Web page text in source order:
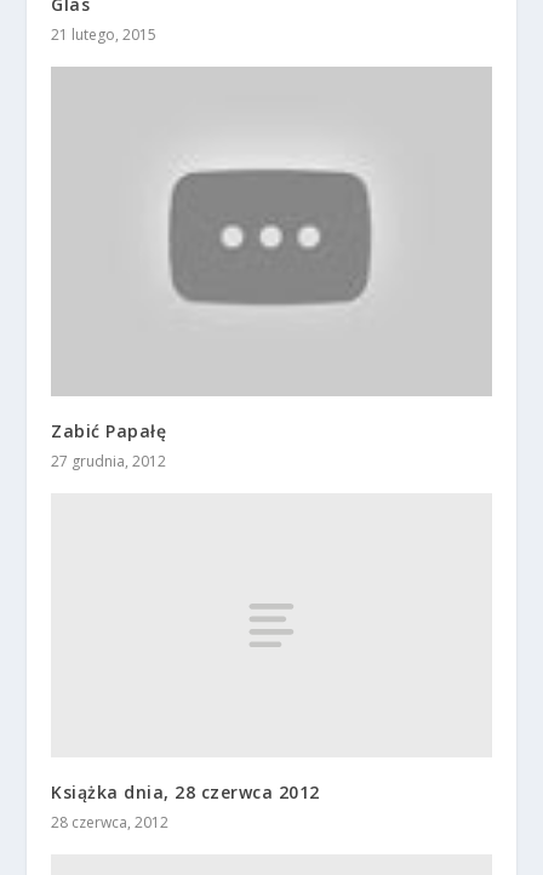
21 lutego, 2015
Zabić Papałę
27 grudnia, 2012
Książka dnia, 28 czerwca 2012
28 czerwca, 2012